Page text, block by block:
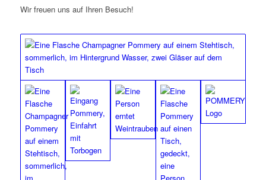
Wir freuen uns auf Ihren Besuch!